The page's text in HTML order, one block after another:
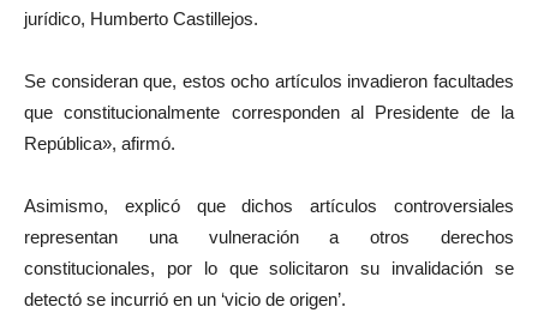
jurídico, Humberto Castillejos.
Se consideran que, estos ocho artículos invadieron facultades
que constitucionalmente corresponden al Presidente de la
República», afirmó.
Asimismo, explicó que dichos artículos controversiales
representan una vulneración a otros derechos
constitucionales, por lo que solicitaron su invalidación se
detectó se incurrió en un ‘vicio de origen’.